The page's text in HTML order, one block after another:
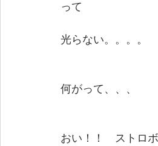
って
光らない。。。。
何がって、、、
おい！！　ストロボ